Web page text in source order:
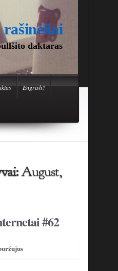
daktaras
Engrish?
August,
#62